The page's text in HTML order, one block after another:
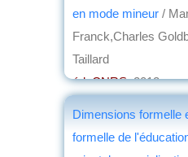
en mode mineur /
Franck,Charles
Taillard
éd. CNRS, 2012
Dimensions formelle
formelle de